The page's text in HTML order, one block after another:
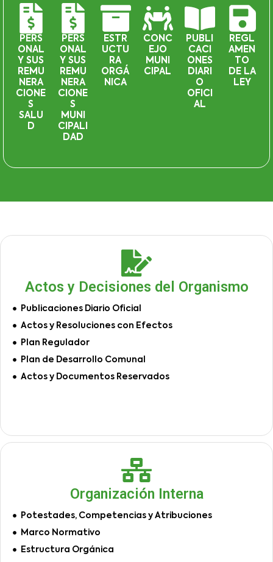
PERS
ONAL
Y SUS
REMU
NERA
CIONE
S
SALU
D
PERS
ONAL
Y SUS
REMU
NERA
CIONE
S
MUNI
CIPALI
DAD
ESTR
UCTU
RA
ORGÁ
NICA
CONC
EJO
MUNI
CIPAL
PUBLI
CACI
ONES
DIARI
O
OFICI
AL
REGL
AMEN
TO
DE LA
LEY
Actos y Decisiones del Organismo
Publicaciones Diario Oficial
Actos y Resoluciones con Efectos
Plan Regulador
Plan de Desarrollo Comunal
Actos y Documentos Reservados
Organización Interna
Potestades, Competencias y Atribuciones
Marco Normativo
Estructura Orgánica